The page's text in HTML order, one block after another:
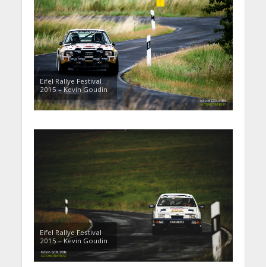
Eifel Rallye Festival
2015 – Kevin Goudin
Eifel Rallye Festival
2015 – Kevin Goudin